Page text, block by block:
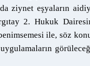
ziynet eşyaların
2. Hukuk
ile, söz